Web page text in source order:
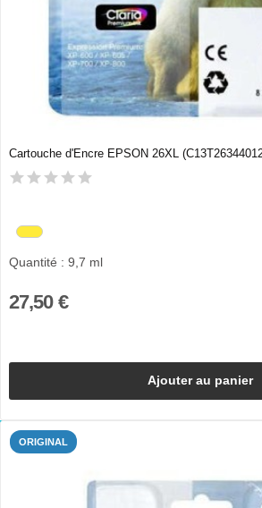
Cartouche d'Encre EPSON 26XL
Quantité : 9,7 ml
27,50 €
Ajouter au panier
ORIGINAL